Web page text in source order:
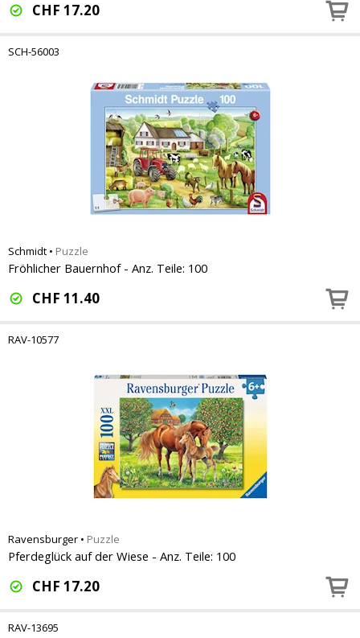
CHF 17.20
SCH-56003
Schmidt • Puzzle
Fröhlicher Bauernhof - Anz. Teile: 100
CHF 11.40
RAV-10577
Ravensburger • Puzzle
Pferdeglück auf der Wiese - Anz. Teile: 100
CHF 17.20
RAV-13695